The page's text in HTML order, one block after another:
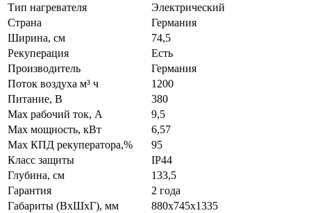
Тип нагревателя
Электрический
Страна
Германия
Ширина, см
74,5
Рекуперация
Есть
Производитель
Германия
Поток воздуха м³ ч
1200
Питание, В
380
Max рабочий ток, А
9,5
Max мощность, кВт
6,57
Max КПД рекуператора,%
95
Класс защиты
IP44
Глубина, см
133,5
Гарантия
2 года
Габариты (ВхШхГ), мм
880х745х1335